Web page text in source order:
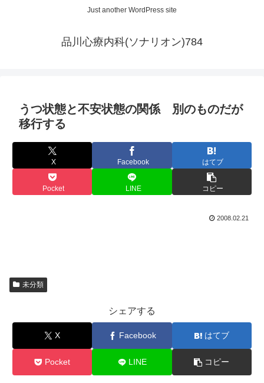
Just another WordPress site
品川心療内科(ソナリオン)784
うつ状態と不安状態の関係 別のものだが
移行する
X Facebook はてブ
Pocket LINE コピー
2008.02.21
未分類
シェアする
X Facebook はてブ
Pocket LINE コピー